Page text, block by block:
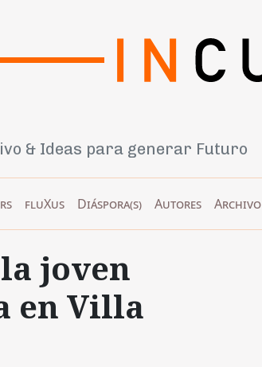
& Ideas para generar Futuro
fluXus Diáspora(s) Autores Archivo
joven
en Villa